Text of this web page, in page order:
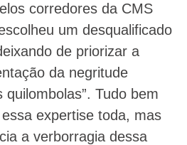
corredores da CMS
um desqualificado
de priorizar a
da negritude
quilombolas”. Tudo bem
expertise toda, mas
a verborragia dessa